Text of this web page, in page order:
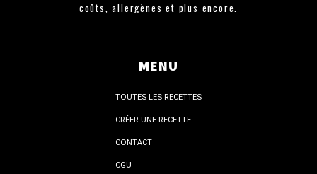
coûts, allergènes et plus encore.
MENU
TOUTES LES RECETTES
CRÉER UNE RECETTE
CONTACT
CGU